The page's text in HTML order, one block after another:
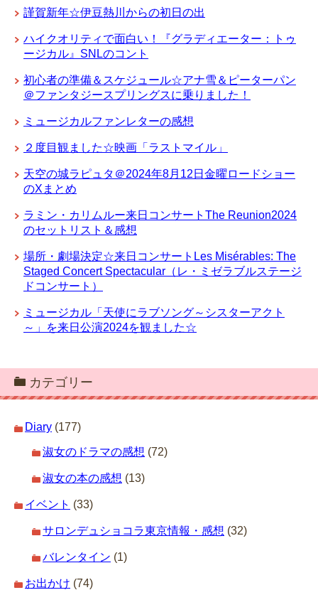
謹賀新年☆伊豆熱川からの初日の出
ハイクオリティで面白い！『グラディエーター：トゥ
ージカル』SNLのコント
初心者の準備＆スケジュール☆アナ雪＆ピーターパン
＠ファンタジースプリングスに乗りました！
ミュージカルファンレターの感想
２度目観ました☆映画「ラストマイル」
天空の城ラピュタ＠2024年8月12日金曜ロードショー
のXまとめ
ラミン・カリムルー来日コンサートThe Reunion2024
のセットリスト＆感想
場所・劇場決定☆来日コンサートLes Misérables: The
Staged Concert Spectacular（レ・ミゼラブルステージ
ドコンサート）
ミュージカル「天使にラブソング～シスターアクト
～」を来日公演2024を観ました☆
カテゴリー
Diary (177)
淑女のドラマの感想 (72)
淑女の本の感想 (13)
イベント (33)
サロンデュショコラ東京情報・感想 (32)
バレンタイン (1)
お出かけ (74)